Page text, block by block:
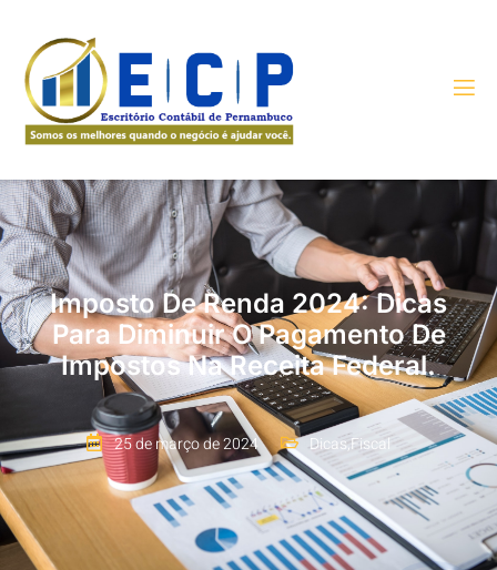
Imposto De Renda 2024: Dicas
Para Diminuir O Pagamento De
Impostos Na Receita Federal.
25 de março de 2024 Dicas,Fiscal